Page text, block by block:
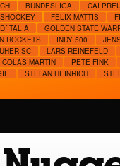
BUNDESLIGA
CAI
FELIX MATTIS
GOLDEN STATE
ROCKETS INDY 500
SC
LARS REINEFELD
MARTIN
PETE FINK
STEFAN HEINRICH